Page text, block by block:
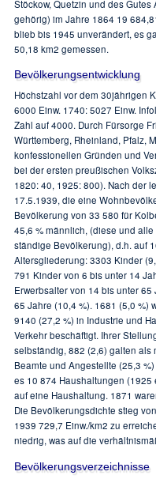
Stöckow, Quetzin und des
gehörig) im Jahre 1864 19
blieb bis 1945 unverändert, es
50,18 km2 gemessen.
Bevölkerungsentwicklung
Höchstzahl vor dem 30jährigen
6000 Einw. 1740: 5027 Einw.
Zahl auf 4000. Durch Fürsorge
Württemberg, Rheinland, Pfalz,
konfessionellen Gründen und
bei der ersten preußischen
1820: 40, 1925: 800). Nach der
17.5.1939, die eine
Bevölkerung von 33 580 für
45,6 % männlich, (diese und
ständige Bevölkerung), d.h. auf
Altersgliederung: 3303 Kinder
791 Kinder von 6 bis unter 14
Erwerbsalter von 14 bis unter
65 Jahre (10,4 %). 1681 (5,0 %)
9140 (27,2 %) in Industrie und
Verkehr beschäftigt. Ihrer
selbständig, 882 (2,6) galten
Beamte und Angestellte (25,3
es 10 874 Haushaltungen (1925
auf eine Haushaltung. 1871
Die Bevölkerungsdichte stieg
1939 729,7 Einw./km2 zu
niedrig, was auf die
Bevölkerungsverzeichnisse